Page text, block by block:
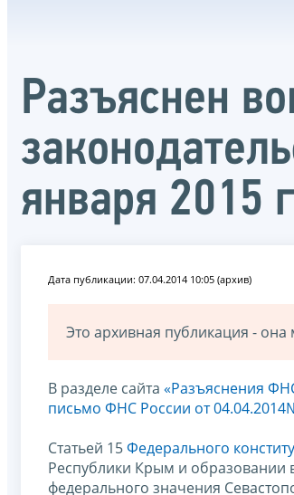
Разъяснен
января 2015
Дата публикации: 07.04.2014 10:05 (архив)
Это архивная публикация -
В разделе сайта «Разъяснения
письмо ФНС России от
Статьей 15Федерального
Республики Крым и образовании
федерального значения